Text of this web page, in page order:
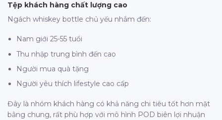
Tệp khách hàng chất lượng cao
Ngách whiskey bottle chủ yếu nhắm đến:
Nam giới 25-55 tuổi
Thu nhập trung bình đến cao
Người mua quà tặng
Người yêu thích lifestyle cao cấp
Đây là nhóm khách hàng có khả năng chi tiêu tốt hơn mặt
bằng chung, rất phù hợp với mô hình POD biên lợi nhuận